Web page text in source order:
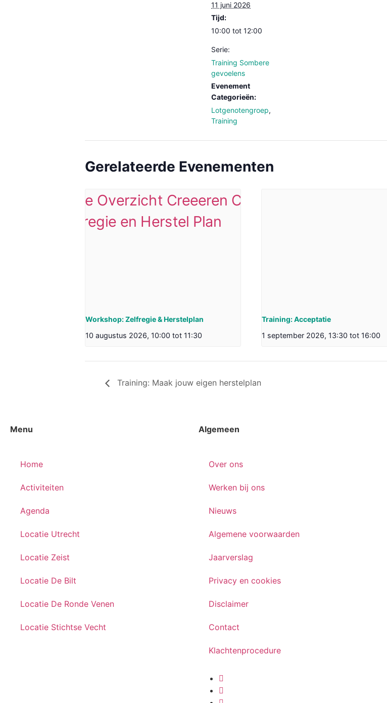
11 juni 2026
Tijd:
10:00 tot 12:00
Serie:
Training Sombere
gevoelens
Evenement
Categorieën:
Lotgenotengroep,
Training
Gerelateerde Evenementen
Workshop: Zelfregie & Herstelplan
10 augustus 2026, 10:00 tot 11:30
Training: Acceptatie
1 september 2026, 13:30 tot 16:00
Training: Maak jouw eigen herstelplan
Menu
Home
Activiteiten
Agenda
Locatie Utrecht
Locatie Zeist
Locatie De Bilt
Locatie De Ronde Venen
Locatie Stichtse Vecht
Algemeen
Over ons
Werken bij ons
Nieuws
Algemene voorwaarden
Jaarverslag
Privacy en cookies
Disclaimer
Contact
Klachtenprocedure